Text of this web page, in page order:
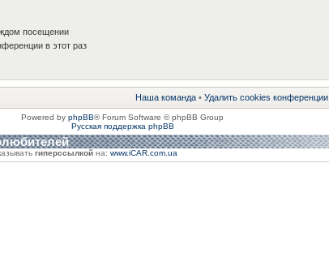
посещении
в этот раз
Наша команда • Удалить cookies конференции
Powered by phpBB® Forum Software © phpBB Group
Русская поддержка phpBB
гиперссылкой на: www.iCAR.com.ua